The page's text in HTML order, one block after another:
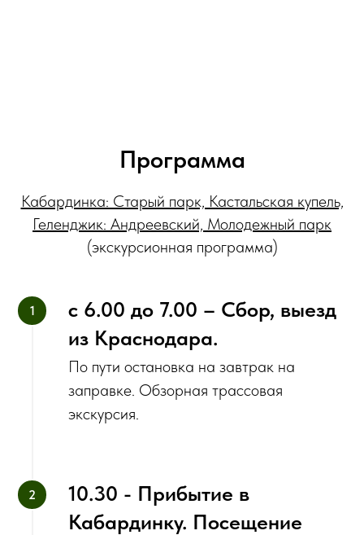
Программа
‌Кабардинка: Старый парк, Кастальская купель,
Геленджик: Андреевский, Молодежный парк
(экскурсионная программа)
с 6.00 до 7.00 – Сбор, выезд
из Краснодара.
По пути остановка на завтрак на
заправке. Обзорная трассовая
экскурсия.
10.30 - Прибытие в
Кабардинку. ‌Посещение